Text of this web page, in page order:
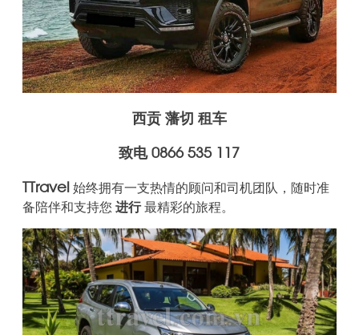
西贡 藩切 租车
致电 0866 535 117
TTravel始终拥有一支热情的顾问和司机团队，随时准
备陪伴和支持您进行最精彩的旅程。